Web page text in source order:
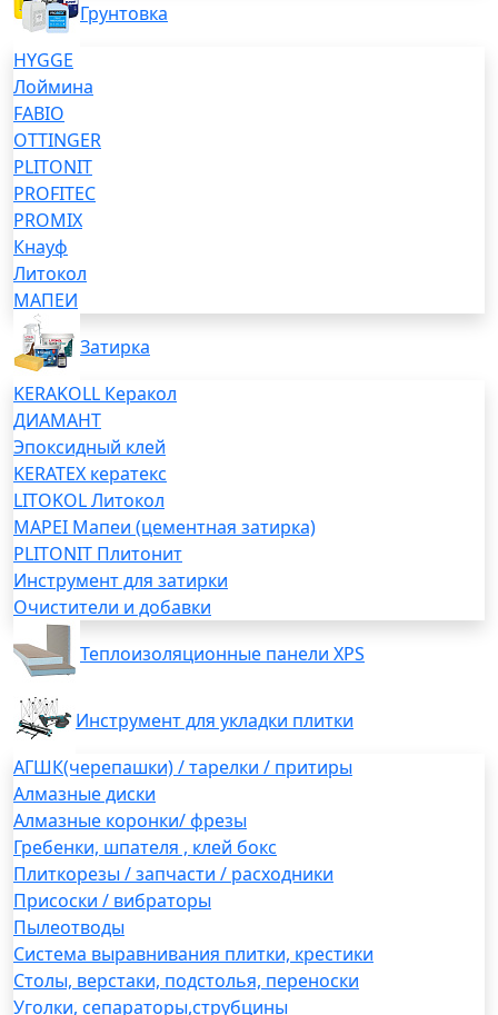
Грунтовка
HYGGE
Лоймина
FABIO
OTTINGER
PLITONIT
PROFITEC
PROMIX
Кнауф
Литокол
МАПЕИ
Затирка
KERAKOLL Керакол
ДИАМАНТ
Эпоксидный клей
KERATEX кератекс
LITOKOL Литокол
MAPEI Мапеи (цементная затирка)
PLITONIT Плитонит
Инструмент для затирки
Очистители и добавки
Теплоизоляционные панели XPS
Инструмент для укладки плитки
АГШК(черепашки) / тарелки / притиры
Алмазные диски
Алмазные коронки/ фрезы
Гребенки, шпателя , клей бокс
Плиткорезы / запчасти / расходники
Присоски / вибраторы
Пылеотводы
Система выравнивания плитки, крестики
Столы, верстаки, подстолья, переноски
Уголки, сепараторы,струбцины